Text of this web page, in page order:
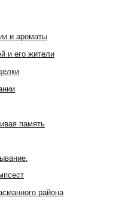
и ароматы
и его жители
память
района